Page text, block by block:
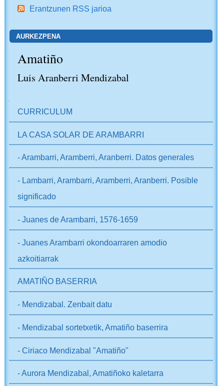
Erantzunen RSS jarioa
AURKEZPENA
Amatiño
Luis Aranberri Mendizabal
CURRICULUM
LA CASA SOLAR DE ARAMBARRI
- Arambarri, Aramberri, Aranberri. Datos generales
- Lambarri, Arambarri, Aramberri, Aranberri. Posible
significado
- Juanes de Arambarri, 1576-1659
- Juanes Arambarri okondoarraren amodio
azkoitiarrak
AMATIÑO BASERRIA
- Mendizabal. Zenbait datu
- Mendizabal sortetxetik, Amatiño baserrira
- Ciriaco Mendizabal "Amatiño"
- Aurora Mendizabal, Amatiñoko kaletarra